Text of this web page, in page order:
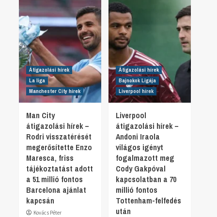
Átigazolási hírek
La liga
Manchester City hírek
Man City
átigazolási hírek –
Rodri visszatérését
megerősítette Enzo
Maresca, friss
tájékoztatást adott
a 51 millió fontos
Barcelona ajánlat
kapcsán
Kovács Péter
Átigazolási hírek
Bajnokok Ligája
Liverpool hírek
Liverpool
átigazolási hírek –
Andoni Iraola
világos igényt
fogalmazott meg
Cody Gakpóval
kapcsolatban a 70
millió fontos
Tottenham-felfedés
után